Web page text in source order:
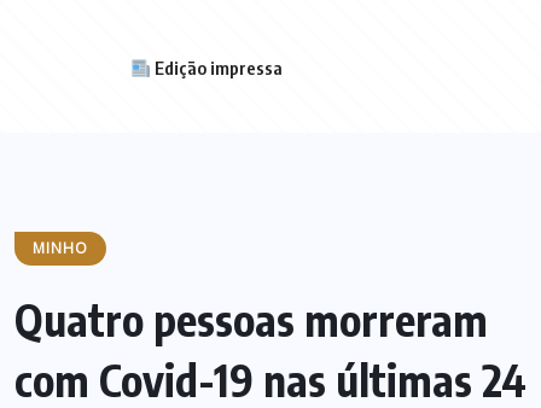
Edição impressa
MINHO
Quatro pessoas morreram
com Covid-19 nas últimas 24